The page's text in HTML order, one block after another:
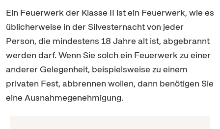
Ein Feuerwerk der Klasse II ist ein Feuerwerk, wie es
üblicherweise in der Silvesternacht von jeder
Person, die mindestens 18 Jahre alt ist, abgebrannt
werden darf. Wenn Sie solch ein Feuerwerk zu einer
anderer Gelegenheit, beispielsweise zu einem
privaten Fest, abbrennen wollen, dann benötigen Sie
eine Ausnahmegenehmigung.